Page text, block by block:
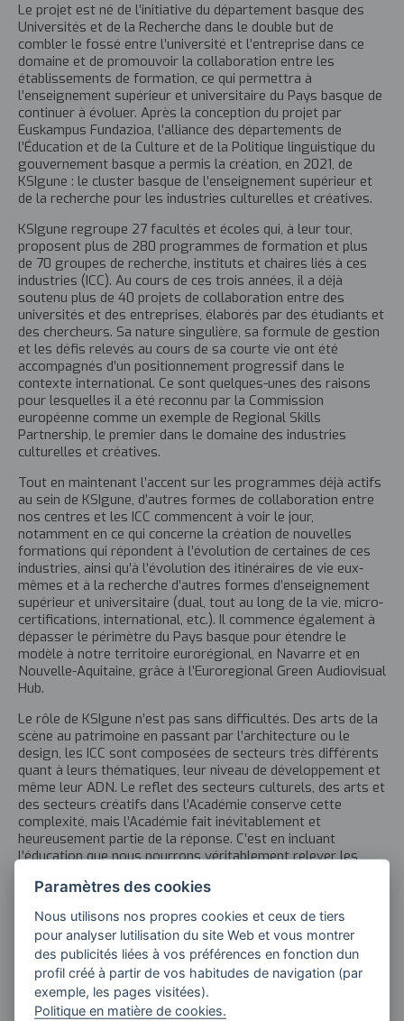
Le projet est né de l’initiative du département basque des
Universités et de la Recherche dans le double but de
combler le fossé entre l’université et l’entreprise dans ce
domaine et de promouvoir la collaboration entre les
établissements de formation, ce qui permettra à
l’enseignement supérieur et universitaire du Pays basque de
continuer à évoluer. Après la conception du projet par
Euskampus Fundazioa, l’alliance des départements de
l’Éducation et de la Culture et de la Politique linguistique du
gouvernement basque a permis la création, en 2021, de
KSIgune : le cluster basque de l’enseignement supérieur et
de la recherche pour les industries culturelles et créatives.
KSIgune regroupe 27 facultés et écoles qui, à leur tour,
proposent plus de 280 programmes de formation et plus
de 70 groupes de recherche, instituts et chaires liés à ces
industries (ICC). Au cours de ces trois années, il a déjà
soutenu plus de 40 projets de collaboration entre des
universités et des entreprises, élaborés par des étudiants et
des chercheurs. Sa nature singulière, sa formule de gestion
et les défis relevés au cours de sa courte vie ont été
accompagnés d’un positionnement progressif dans le
contexte international. Ce sont quelques-unes des raisons
pour lesquelles il a été reconnu par la Commission
européenne comme un exemple de Regional Skills
Partnership, le premier dans le domaine des industries
culturelles et créatives.
Tout en maintenant l’accent sur les programmes déjà actifs
au sein de KSIgune, d’autres formes de collaboration entre
nos centres et les ICC commencent à voir le jour,
notamment en ce qui concerne la création de nouvelles
formations qui répondent à l’évolution de certaines de ces
industries, ainsi qu’à l’évolution des itinéraires de vie eux-
mêmes et à la recherche d’autres formes d’enseignement
supérieur et universitaire (dual, tout au long de la vie, micro-
certifications, international, etc.). Il commence également à
dépasser le périmètre du Pays basque pour étendre le
modèle à notre territoire eurorégional, en Navarre et en
Nouvelle-Aquitaine, grâce à l’Euroregional Green Audiovisual
Hub.
Le rôle de KSIgune n’est pas sans difficultés. Des arts de la
scène au patrimoine en passant par l’architecture ou le
design, les ICC sont composées de secteurs très différents
quant à leurs thématiques, leur niveau de développement et
même leur ADN. Le reflet des secteurs culturels, des arts et
des secteurs créatifs dans l’Académie conserve cette
complexité, mais l’Académie fait inévitablement et
heureusement partie de la réponse. C’est en incluant
l’éducation que nous pourrons véritablement relever les
hauteur du défi.
Tribune de Ruth Mayoral, responsable des programmes
d’enseignement supérieur à Euskampus Fundazioa.
Revue Estrategia Empresarial
16/12/2024
Paramètres des cookies
Nous utilisons nos propres cookies et ceux de tiers
pour analyser lutilisation du site Web et vous montrer
des publicités liées à vos préférences en fonction dun
profil créé à partir de vos habitudes de navigation (par
exemple, les pages visitées).
Politique en matière de cookies.